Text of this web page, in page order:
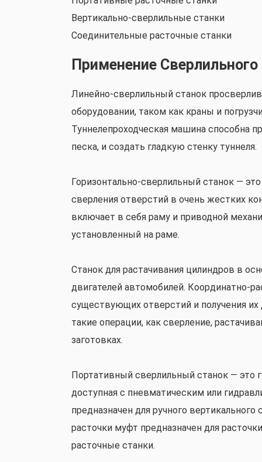
Вертикально-сверлильные станки
Соединительные расточные станки
Применение Сверлильного
Линейно-сверлильный станок
оборудовании, таком как краны и
Туннелепроходческая машина способна
песка, и создать гладкую стенку туннеля.
Горизонтально-сверлильный станок —
сверления отверстий в очень жестких
включает в себя раму и приводной
установленный на раме.
Станок для растачивания цилиндров в
двигателей автомобилей. Координатно-
существующих отверстий и получения
такие операции, как сверление,
заготовках.
Портативный сверлильный станок — это
доступная с пневматическим или
предназначен для ручного
расточки муфт предназначен для
расточные станки.